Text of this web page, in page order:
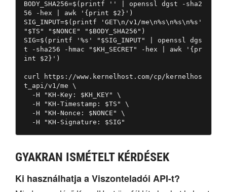
BODY_SHA256=$(printf '' | openssl dgst -sha2
56 -hex | awk '{print $2}')
SIG_INPUT=$(printf 'GET\n/v1/me\n%s\n%s\n%s'
"$TS" "$NONCE" "$BODY_SHA256")
SIG=$(printf '%s' "$SIG_INPUT" | openssl dgs
t -sha256 -hmac "$KH_SECRET" -hex | awk '{pr
int $2}')
curl https://www.kernelhost.com/cp/kernelhos
t_api/v1/me \
  -H "KH-Signature: $SIG"
GYAKRAN ISMÉTELT KÉRDÉSEK
Ki használhatja a Viszonteladói API-t?